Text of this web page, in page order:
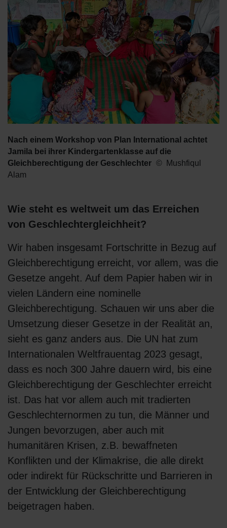
Nach einem Workshop von Plan International achtet
Jamila bei ihrer Kindergartenklasse auf die
Gleichberechtigung der Geschlechter
Mushfiqul
Alam
Wie steht es weltweit um das Erreichen
von Geschlechtergleichheit?
Wir haben insgesamt Fortschritte in Bezug auf
Gleichberechtigung erreicht, vor allem, was die
Gesetze angeht. Auf dem Papier haben wir in
vielen Ländern eine nominelle
Gleichberechtigung. Schauen wir uns aber die
Umsetzung dieser Gesetze in der Realität an,
sieht es ganz anders aus. Die UN hat zum
Internationalen Weltfrauentag 2023 gesagt,
dass es noch 300 Jahre dauern wird, bis eine
Gleichberechtigung der Geschlechter erreicht
ist. Das hat vor allem auch mit tradierten
Geschlechternormen zu tun, die Männer und
Jungen bevorzugen, aber auch mit
humanitären Krisen, z.B. bewaffneten
Konflikten und der Klimakrise, die alle direkt
oder indirekt für Rückschritte und Barrieren in
der Entwicklung der Gleichberechtigung
beigetragen haben.